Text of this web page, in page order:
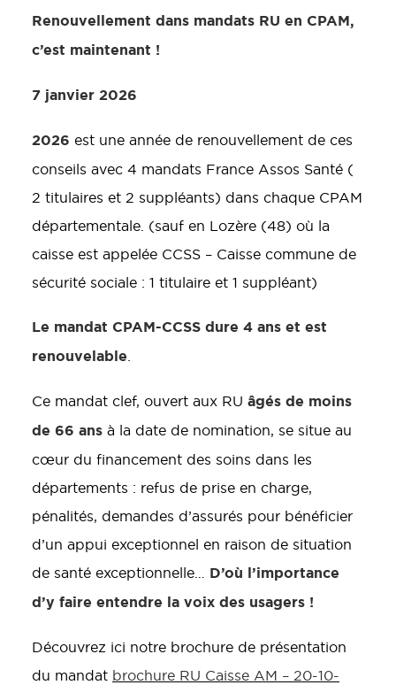
Renouvellement dans mandats RU en CPAM,
c’est maintenant !
7 janvier 2026
2026 est une année de renouvellement de ces
conseils avec 4 mandats France Assos Santé (
2 titulaires et 2 suppléants) dans chaque CPAM
départementale. (sauf en Lozère (48) où la
caisse est appelée CCSS – Caisse commune de
sécurité sociale : 1 titulaire et 1 suppléant)
Le mandat CPAM-CCSS dure 4 ans et est
renouvelable
Ce mandat clef, ouvert aux RU âgés de moins
de 66 ans à la date de nomination, se situe au
cœur du financement des soins dans les
départements : refus de prise en charge,
pénalités, demandes d’assurés pour bénéficier
d’un appui exceptionnel en raison de situation
de santé exceptionnelle… D’où l’importance
d’y faire entendre la voix des usagers !
Découvrez ici notre brochure de présentation
du mandat brochure RU Caisse AM – 20-10-